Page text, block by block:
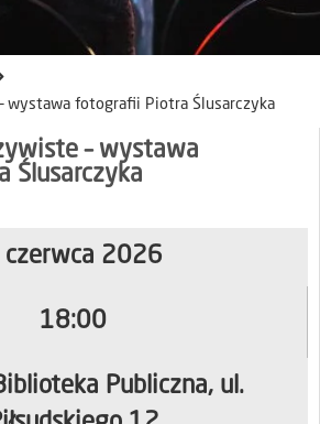
wystawa fotografii Piotra Ślusarczyka
– wystawa
Ślusarczyka
czerwca 2026
18:00
Publiczna, ul.